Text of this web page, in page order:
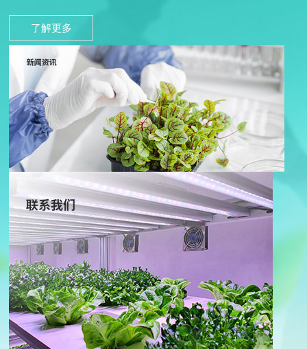
了解更多